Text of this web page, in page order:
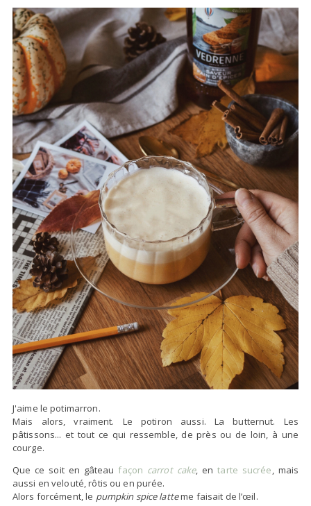
J'aime le potimarron.
Mais alors, vraiment. Le potiron aussi. La butternut. Les
pâtissons... et tout ce qui ressemble, de près ou de loin, à une
courge.
Que ce soit en gâteau façon carrot cake, entarte sucrée, mais
aussi en velouté, rôtis ou en purée.
Alors forcément, le pumpkin spice latteme faisait de l’œil.